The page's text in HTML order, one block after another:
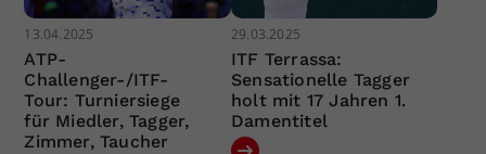
13.04.2025
ATP-
Challenger-/ITF-
Tour: Turniersiege
für Miedler, Tagger,
Zimmer, Taucher
29.03.2025
ITF Terrassa:
Sensationelle Tagger
holt mit 17 Jahren 1.
Damentitel